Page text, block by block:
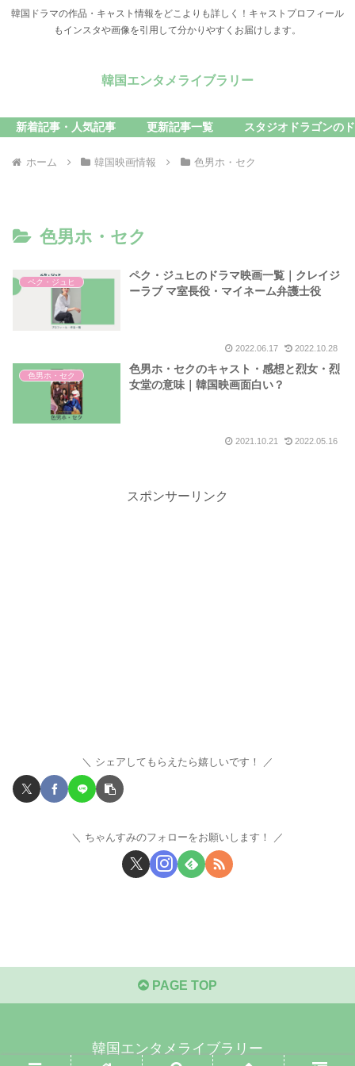
韓国ドラマの作品・キャスト情報をどこよりも詳しく！キャストプロフィール
もインスタや画像を引用して分かりやすくお届けします。
韓国エンタメライブラリー
新着記事・人気記事 更新記事一覧 スタジオドラゴンの
ホーム 韓国映画情報 色男ホ・セク
色男ホ・セク
ペク・ジュヒ
ペク・ジュヒのドラマ映画一覧｜クレイジ
ーラブ マ室長役・マイネーム弁護士役
2022.06.17 2022.10.28
色男ホ・セク
色男ホ・セクのキャスト・感想と烈女・烈
女堂の意味｜韓国映画面白い？
2021.10.21 2022.05.16
スポンサーリンク
シェアしてもらえたら嬉しいです！
ちゃんすみのフォローをお願いします！
PAGE TOP
韓国エンタメライブラリー